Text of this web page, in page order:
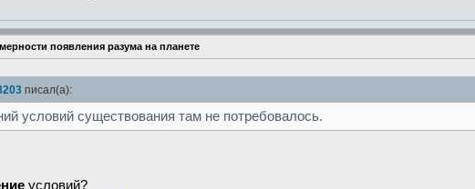
появления разума на планете
писал(а):
условий существования там не потребовалось.
условий?